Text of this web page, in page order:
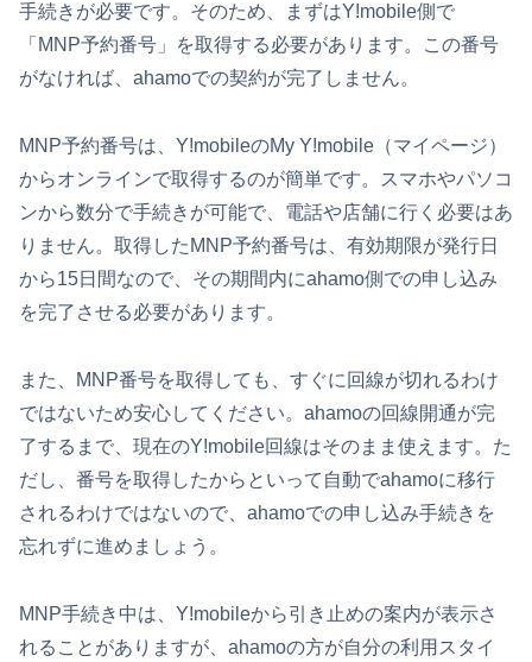
手続きが必要です。そのため、まずはY!mobile側で
「MNP予約番号」を取得する必要があります。この番号
がなければ、ahamoでの契約が完了しません。
MNP予約番号は、Y!mobileのMy Y!mobile（マイページ）
からオンラインで取得するのが簡単です。スマホやパソコ
ンから数分で手続きが可能で、電話や店舗に行く必要はあ
りません。取得したMNP予約番号は、有効期限が発行日
から15日間なので、その期間内にahamo側での申し込み
を完了させる必要があります。
また、MNP番号を取得しても、すぐに回線が切れるわけ
ではないため安心してください。ahamoの回線開通が完
了するまで、現在のY!mobile回線はそのまま使えます。た
だし、番号を取得したからといって自動でahamoに移行
されるわけではないので、ahamoでの申し込み手続きを
忘れずに進めましょう。
MNP手続き中は、Y!mobileから引き止めの案内が表示さ
れることがありますが、ahamoの方が自分の利用スタイ